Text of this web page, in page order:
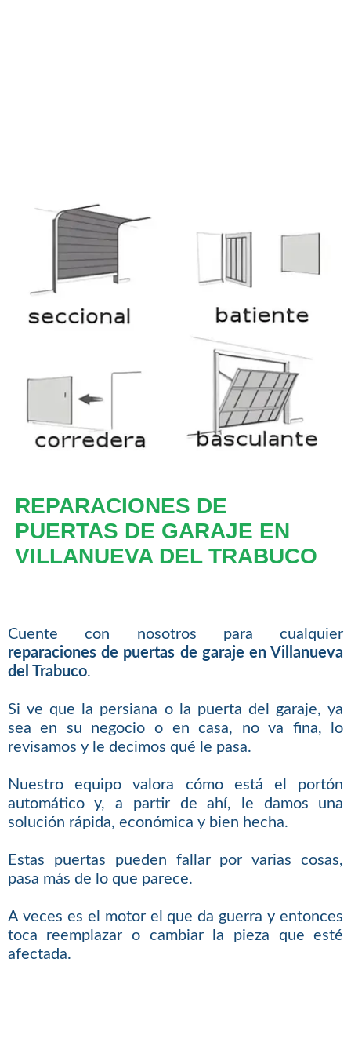
REPARACIONES DE
PUERTAS DE GARAJE EN
VILLANUEVA DEL TRABUCO
Cuente con nosotros para cualquier
reparaciones de puertas de garaje en Villanueva
del Trabuco.
Si ve que la persiana o la puerta del garaje, ya
sea en su negocio o en casa, no va fina, lo
revisamos y le decimos qué le pasa.
Nuestro equipo valora cómo está el portón
automático y, a partir de ahí, le damos una
solución rápida, económica y bien hecha.
Estas puertas pueden fallar por varias cosas,
pasa más de lo que parece.
A veces es el motor el que da guerra y entonces
toca reemplazar o cambiar la pieza que esté
afectada.